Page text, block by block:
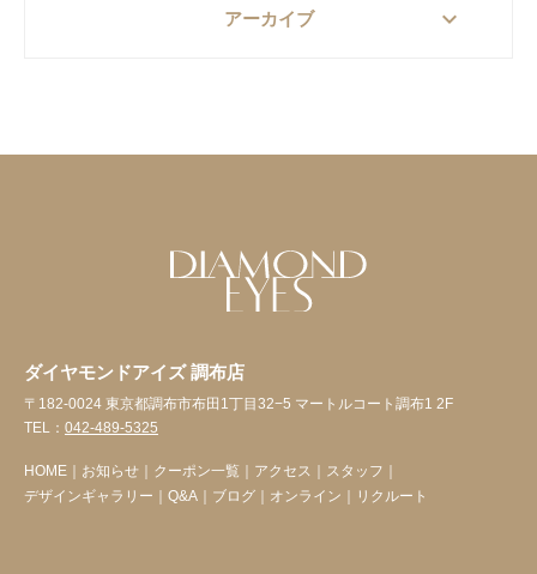
アーカイブ keyboard_arrow_down
ダイヤモンドアイズ 調布店
〒182-0024 東京都調布市布田1丁目32−5 マートルコート調布1 2F
TEL： 042-489-5325
HOME お知らせ クーポン一覧 アクセス スタッフ
デザインギャラリー
Q&A ブログ オンライン リクルート